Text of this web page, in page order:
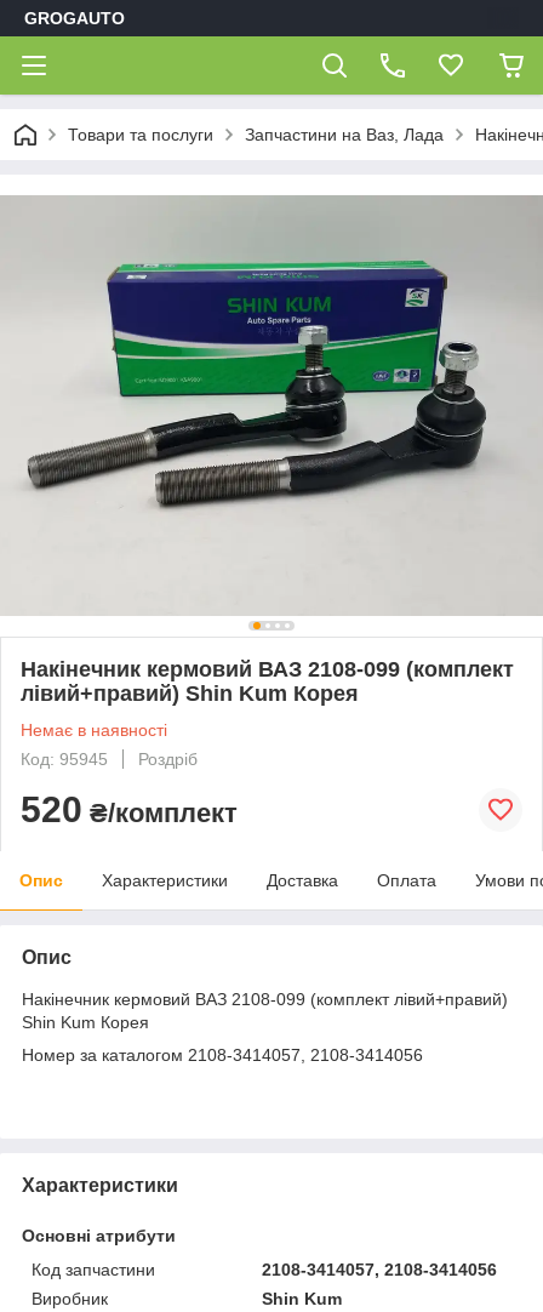
GROGAUTO
Товари та послуги Запчастини на Ваз, Лада
Накінечник кермовий ВАЗ 2108-099 (комплект
лівий+правий) Shin Kum Корея
Немає в наявності
Код: 95945
Роздріб
520 ₴/комплект
Опис Характеристики Доставка Оплата Умови
Опис
Накінечник кермовий ВАЗ 2108-099 (комплект лівий+правий)
Shin Kum Корея
Номер за каталогом 2108-3414057, 2108-3414056
Характеристики
Основні атрибути
Код запчастини
2108-3414057, 2108-3414056
Виробник
Shin Kum